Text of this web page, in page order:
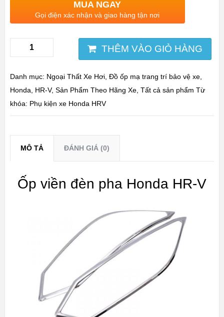
MUA NGAY
Gọi điện xác nhận và giao hàng tận nơi
THÊM VÀO GIỎ HÀNG
Danh mục: Ngoại Thất Xe Hơi, Đồ ốp mạ trang trí bảo vệ xe,
Honda
HR-V, Sản Phẩm Theo Hãng Xe, Tất cả sản phẩm Từ
khóa: Phụ kiện xe Honda HRV
MÔ TẢ ĐÁNH GIÁ (0)
Ốp viền đèn pha Honda HR-V